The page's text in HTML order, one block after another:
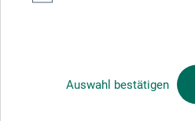
Auswahl bestätigen